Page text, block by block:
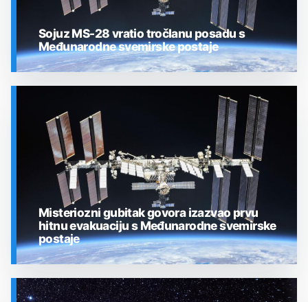
Sojuz MS-28 vratio tročlanu posadu s
Međunarodne svemirske postaje
SVEMIR
Misteriozni gubitak govora izazvao prvu
hitnu evakuaciju s Međunarodne svemirske
postaje